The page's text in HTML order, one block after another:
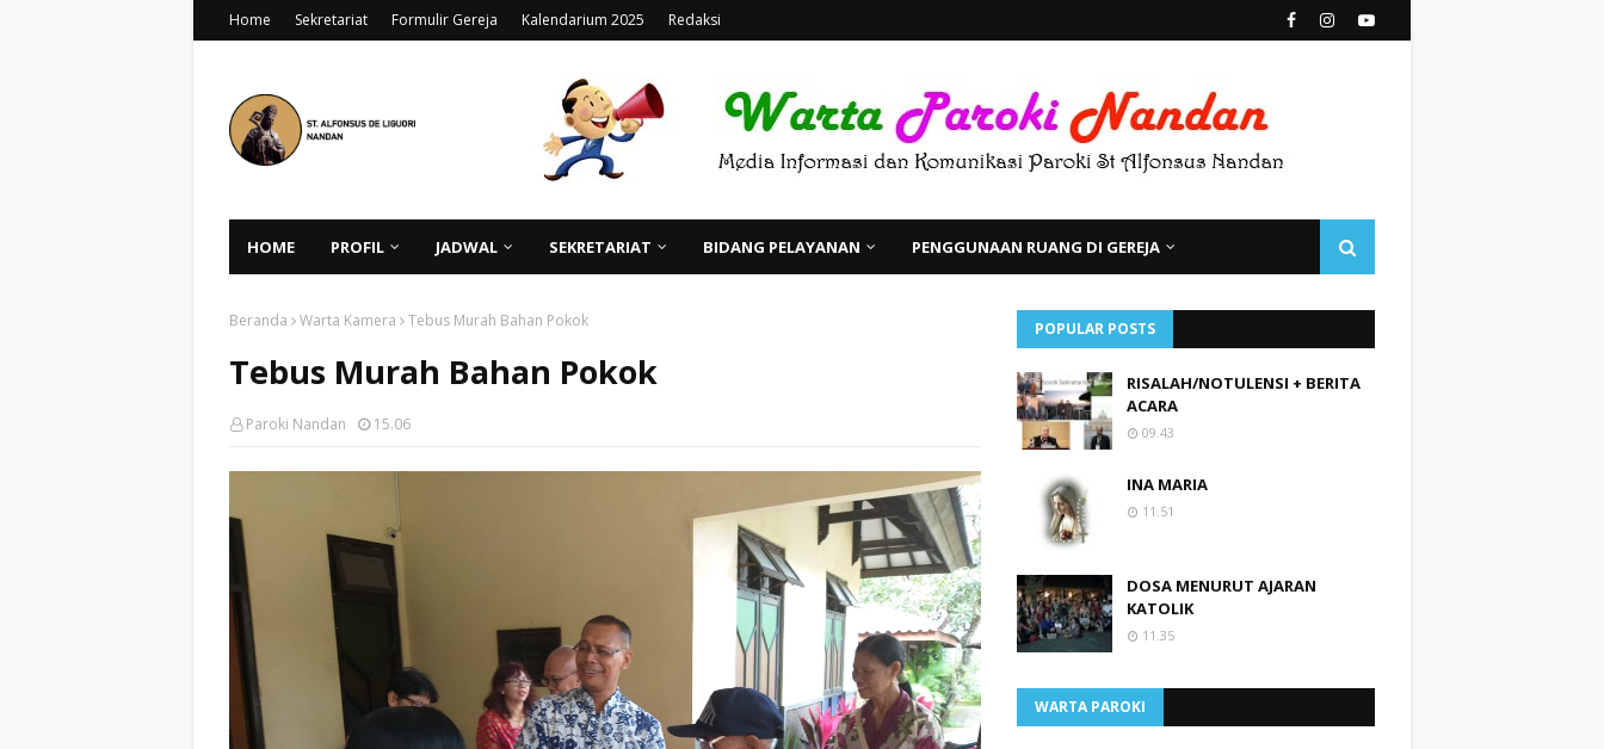
Home Sekretariat Formulir Gereja Kalendarium 2025 Redaksi
HOME PROFIL JADWAL SEKRETARIAT BIDANG PELAYANAN PENGGUNAAN RUANG DI GEREJA
Beranda Warta Kamera Tebus Murah Bahan Pokok
Tebus Murah Bahan Pokok
Paroki Nandan 15.06
POPULAR POSTS
RISALAH/NOTULENSI + BERITA
ACARA
09.43
INA MARIA
11.51
DOSA MENURUT AJARAN
KATOLIK
11.35
WARTA PAROKI